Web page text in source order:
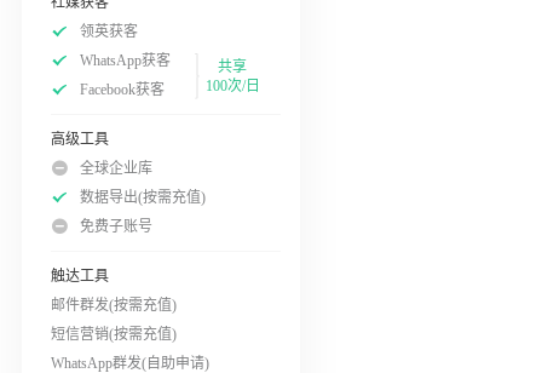
领英获客
WhatsApp获客
Facebook获客
共享
100次/日
高级工具
全球企业库
数据导出(按需充值)
免费子账号
触达工具
邮件群发(按需充值)
短信营销(按需充值)
WhatsApp群发(自助申请)